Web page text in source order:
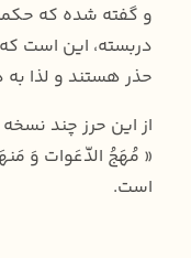
و گفته شده که
دربسته‌، این است
حذر هستند و لذا به
از این حرز چند
« مُهَجُ الدّعَوات وَ
است.